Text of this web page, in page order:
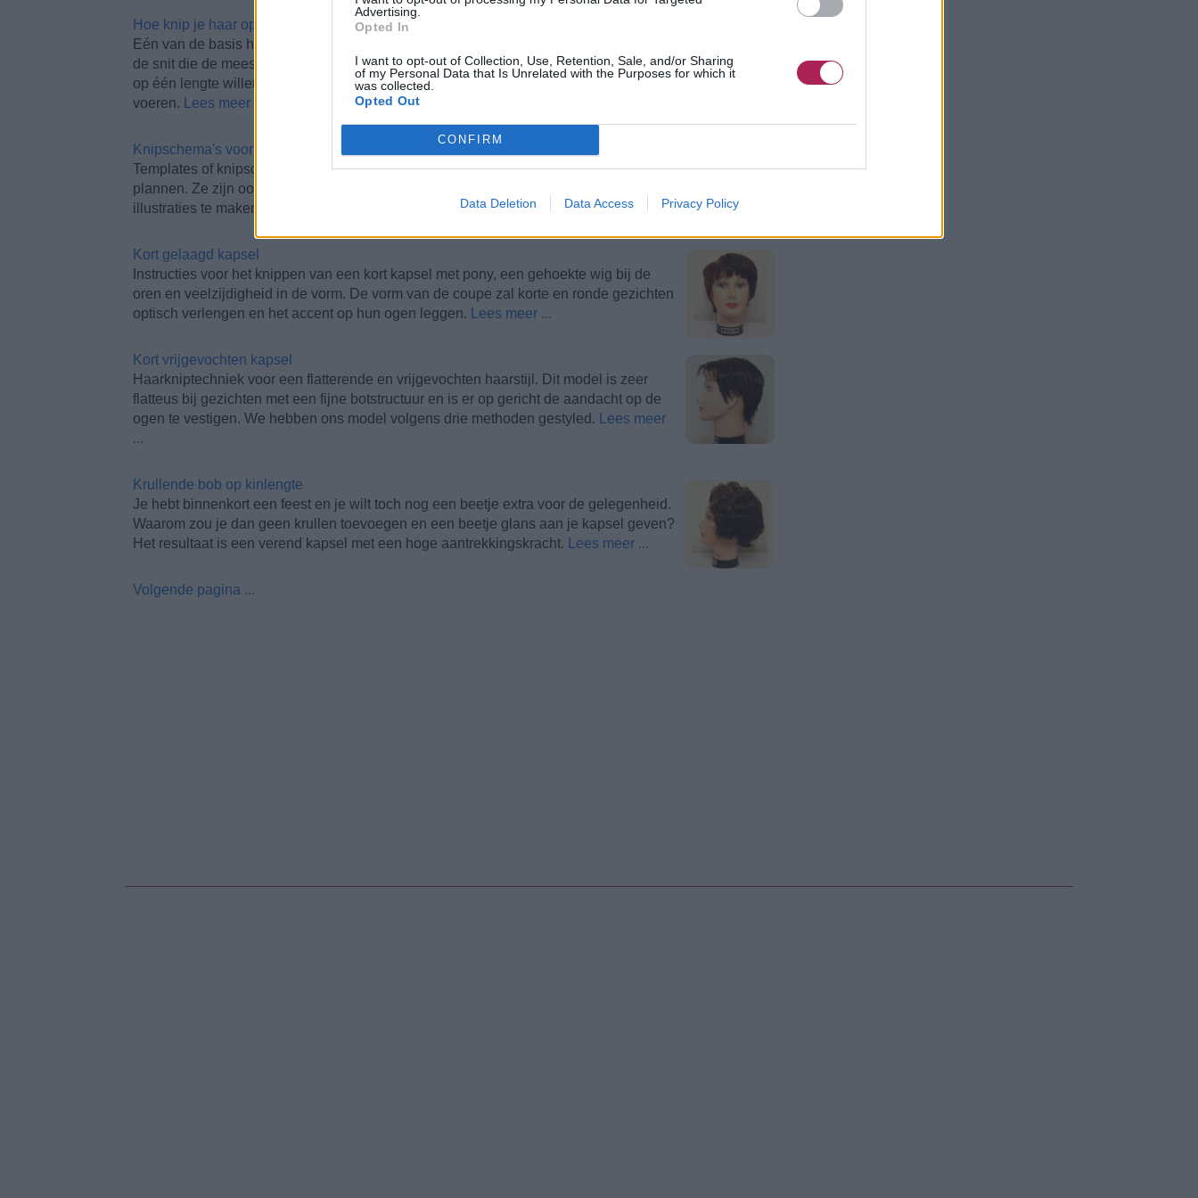
Advertising.
Opted In
I want to opt-out of Collection, Use, Retention, Sale, and/or Sharing
of my Personal Data that Is Unrelated with the Purposes for which it
was collected.
Opted Out
CONFIRM
Data Deletion Data Access Privacy Policy
Hoe knip je haar op één lengte?
Eén van de basis haarsnitten in het repertoire van een kapper is de stompe snit. Dit is
de snit die de meeste mensen bedoelen wanneer ze zeggen dat ze hun haar allemaal
op één lengte willen. Hier vind je de makkelijkste manier om deze basissnit uit te
voeren.
Lees meer ...
Knipschema's voor kapsels
Templates of knipschema's die kunnen gebruikt worden om kapsels en knipideeën te
plannen. Ze zijn ook ideaal voor gebruik bij individuele klanten om notities en
illustraties te maken bij technieken die gebruikt werden.Lees meer ...
Kort gelaagd kapsel
Instructies voor het knippen van een kort kapsel met pony, een gehoekte wig bij de
oren en veelzijdigheid in de vorm. De vorm van de coupe zal korte en ronde gezichten
optisch verlengen en het accent op hun ogen leggen.
Lees meer ...
Kort vrijgevochten kapsel
Haarkniptechniek voor een flatterende en vrijgevochten haarstijl. Dit model is zeer
flatteus bij gezichten met een fijne botstructuur en is er op gericht de aandacht op de
ogen te vestigen. We hebben ons model volgens drie methoden gestyled.
Lees meer
...
Krullende bob op kinlengte
Je hebt binnenkort een feest en je wilt toch nog een beetje extra voor de gelegenheid.
Waarom zou je dan geen krullen toevoegen en een beetje glans aan je kapsel geven?
Het resultaat is een verend kapsel met een hoge aantrekkingskracht.
Lees meer ...
Volgende pagina ...